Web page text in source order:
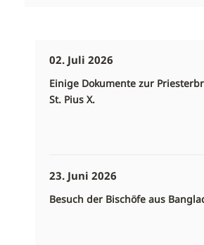
02. Juli 2026
Einige Dokumente zur
St. Pius X.
23. Juni 2026
Besuch der Bischöfe aus